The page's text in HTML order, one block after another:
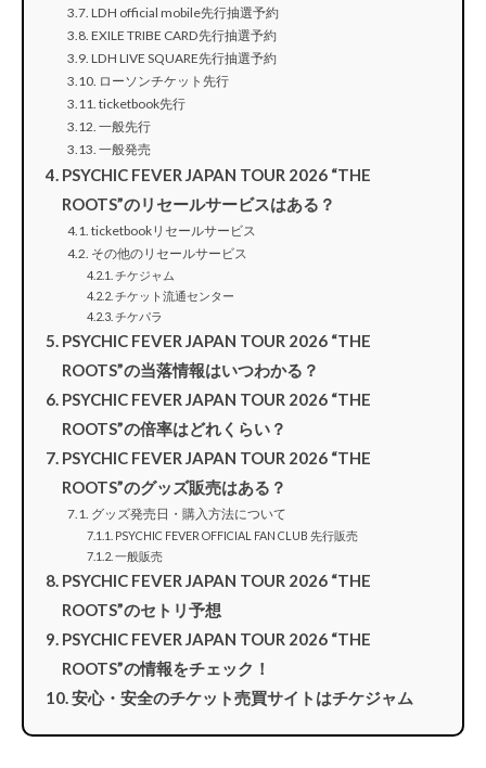
LDH official mobile先行抽選予約
EXILE TRIBE CARD先行抽選予約
LDH LIVE SQUARE先行抽選予約
ローソンチケット先行
ticketbook先行
一般先行
一般発売
PSYCHIC FEVER JAPAN TOUR 2026 “THE
ROOTS”のリセールサービスはある？
ticketbookリセールサービス
その他のリセールサービス
チケジャム
チケット流通センター
チケパラ
PSYCHIC FEVER JAPAN TOUR 2026 “THE
ROOTS”の当落情報はいつわかる？
PSYCHIC FEVER JAPAN TOUR 2026 “THE
ROOTS”の倍率はどれくらい？
PSYCHIC FEVER JAPAN TOUR 2026 “THE
ROOTS”のグッズ販売はある？
グッズ発売日・購入方法について
PSYCHIC FEVER OFFICIAL FAN CLUB 先行販売
一般販売
PSYCHIC FEVER JAPAN TOUR 2026 “THE
ROOTS”のセトリ予想
PSYCHIC FEVER JAPAN TOUR 2026 “THE
ROOTS”の情報をチェック！
安心・安全のチケット売買サイトはチケジャム